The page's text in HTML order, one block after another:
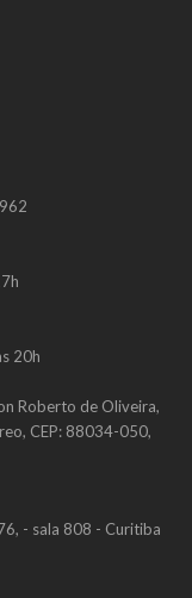
20h
Roberto de Oliveira,
CEP: 88034-050,
- sala 808 - Curitiba